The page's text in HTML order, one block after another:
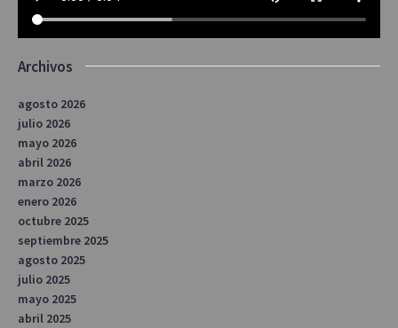
Archivos
agosto 2026
julio 2026
mayo 2026
abril 2026
marzo 2026
enero 2026
octubre 2025
septiembre 2025
agosto 2025
julio 2025
mayo 2025
abril 2025